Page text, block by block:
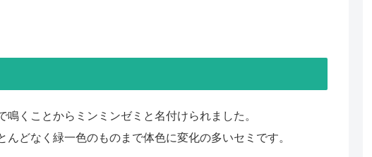
くことからミンミンゼミと名付けられました。
どなく緑一色のものまで体色に変化の多いセミです。